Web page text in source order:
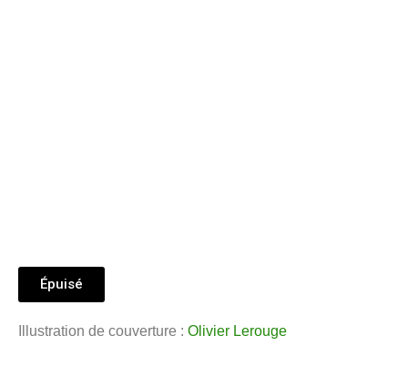
Épuisé
Illustration de couverture : Olivier Lerouge